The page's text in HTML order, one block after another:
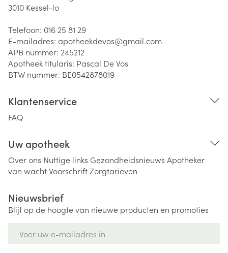
3010 Kessel-lo
Telefoon: 016 25 81 29
E-mailadres: apotheekdevos@gmail.com
APB nummer: 245212
Apotheek titularis: Pascal De Vos
BTW nummer: BE0542878019
Klantenservice
FAQ
Uw apotheek
Over ons Nuttige links Gezondheidsnieuws Apotheker
van wachtVoorschriftZorgtarieven
Nieuwsbrief
Blijf op de hoogte van nieuwe producten en promoties